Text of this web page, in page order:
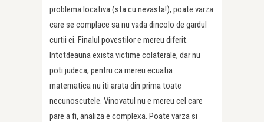
problema locativa (sta cu nevasta!), poate varza
care se complace sa nu vada dincolo de gardul
curtii ei. Finalul povestilor e mereu diferit.
Intotdeauna exista victime colaterale, dar nu
poti judeca, pentru ca mereu ecuatia
matematica nu iti arata din prima toate
necunoscutele. Vinovatul nu e mereu cel care
pare a fi, analiza e complexa. Poate varza si